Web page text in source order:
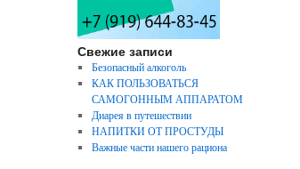
Свежие записи
Безопасный алкоголь
КАК ПОЛЬЗОВАТЬСЯ
САМОГОННЫМ АППАРАТОМ
Диарея в путешествии
НАПИТКИ ОТ ПРОСТУДЫ
Важные части нашего рациона